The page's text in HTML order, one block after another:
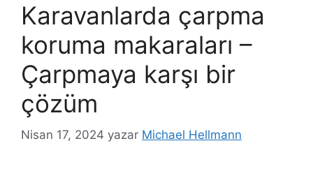
Karavanlarda çarpma
koruma makaraları –
Çarpmaya karşı bir
çözüm
Nisan 17, 2024 yazar Michael Hellmann